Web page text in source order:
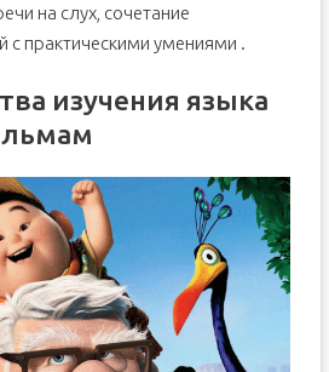
for Babies
английского для детей постарше
Collection of Easy Dialogue
на слух, сочетание
с практическими умениями .
изучения языка